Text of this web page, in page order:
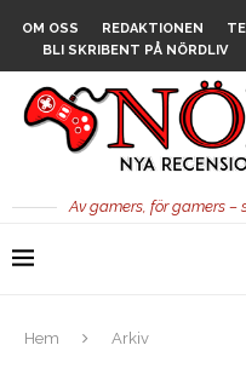
OM OSS REDAKTIONEN
BLI SKRIBENT PÅ NÖRDLIV
Av gamers, för gamers –
Hem Arkiv